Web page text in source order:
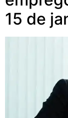
15 de